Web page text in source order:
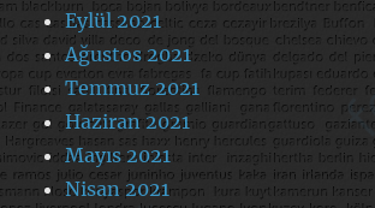
Eylül 2021
Ağustos 2021
Temmuz 2021
Haziran 2021
Mayıs 2021
Nisan 2021